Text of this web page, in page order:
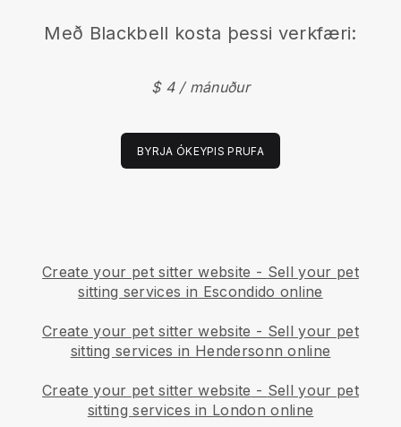
Með Blackbell kosta þessi verkfæri:
$ 4 / mánuður
BYRJA ÓKEYPIS PRUFA
Create your pet sitter website - Sell your pet
sitting services in Escondido online
Create your pet sitter website - Sell your pet
sitting services in Hendersonn online
Create your pet sitter website - Sell your pet
sitting services in London online